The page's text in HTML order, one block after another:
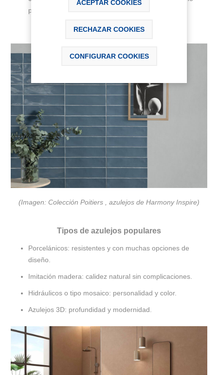
pequeño parezca más grande.
(Imagen: Colección Poitiers , azulejos de Harmony Inspire)
Tipos de azulejos populares
Porcelánicos: resistentes y con muchas opciones de
diseño.
Imitación madera: calidez natural sin complicaciones.
Hidráulicos o tipo mosaico: personalidad y color.
Azulejos 3D: profundidad y modernidad.
ACEPTAR COOKIES
RECHAZAR COOKIES
CONFIGURAR COOKIES